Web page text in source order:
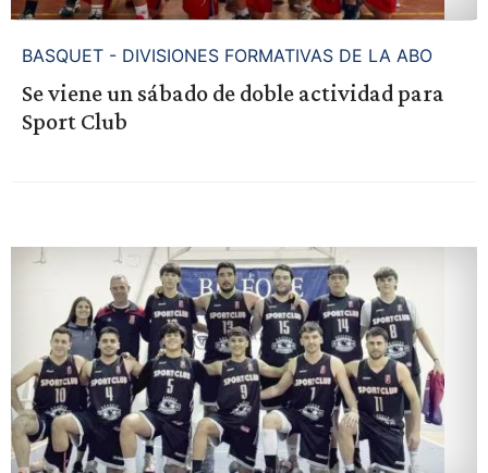
BASQUET - DIVISIONES FORMATIVAS DE LA ABO
Se viene un sábado de doble actividad para
Sport Club